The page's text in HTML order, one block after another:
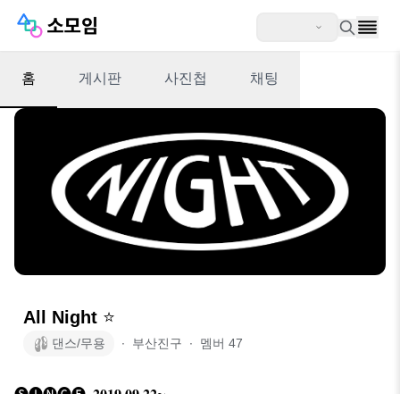
홈 게시판 사진첩 채팅
All Night ⭐
댄스/무용 ∙ 부산진구 ∙ 멤버 47